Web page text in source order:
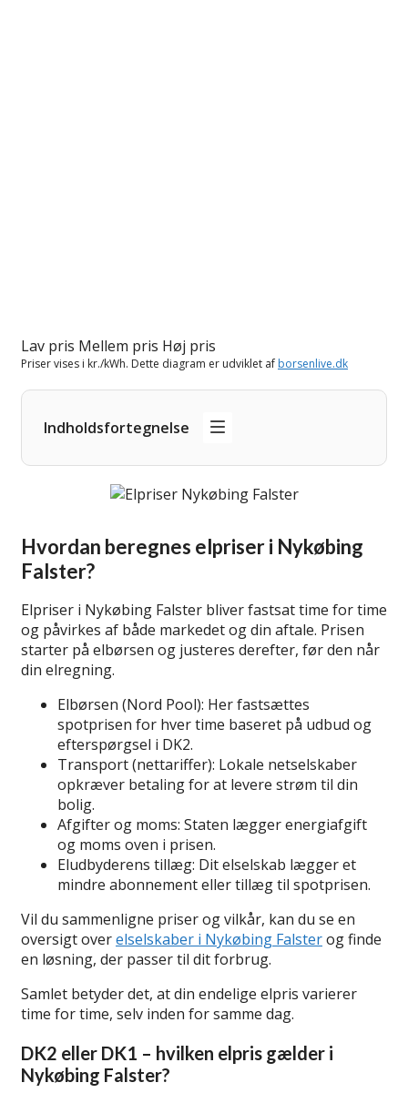
Lav pris Mellem pris Høj pris
Priser vises i kr./kWh. Dette diagram er udviklet af borsenlive.dk
Indholdsfortegnelse
Hvordan beregnes elpriser i Nykøbing
Falster?
Elpriser i Nykøbing Falster bliver fastsat time for time
og påvirkes af både markedet og din aftale. Prisen
starter på elbørsen og justeres derefter, før den når
din elregning.
Elbørsen (Nord Pool): Her fastsættes
spotprisen for hver time baseret på udbud og
efterspørgsel i DK2.
Transport (nettariffer): Lokale netselskaber
opkræver betaling for at levere strøm til din
bolig.
Afgifter og moms: Staten lægger energiafgift
og moms oven i prisen.
Eludbyderens tillæg: Dit elselskab lægger et
mindre abonnement eller tillæg til spotprisen.
Vil du sammenligne priser og vilkår, kan du se en
oversigt overelselskaber i Nykøbing Falsterog finde
en løsning, der passer til dit forbrug.
Samlet betyder det, at din endelige elpris varierer
time for time, selv inden for samme dag.
DK2 eller DK1 – hvilken elpris gælder i
Nykøbing Falster?